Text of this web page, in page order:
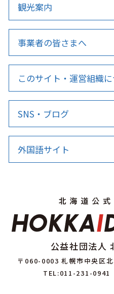
観光案内
事業者の皆さまへ
このサイト・運営組織
SNS・ブログ
外国語サイト
公益社団法人
〒060-0003 札幌市中央区
TEL:011-231-0941